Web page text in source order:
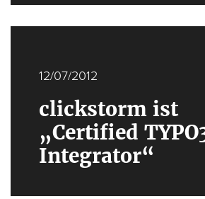
12/07/2012
clickstorm ist
„Certified
Integrator“